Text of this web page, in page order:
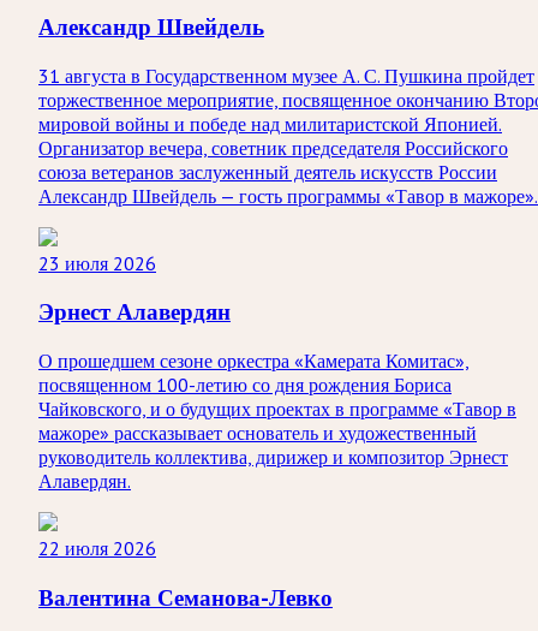
Александр Швейдель
31 августа в Государственном музее А. С. Пушкина пройдет
торжественное мероприятие, посвященное окончанию
мировой войны и победе над милитаристской Японией.
Организатор вечера, советник председателя Российского
союза ветеранов заслуженный деятель искусств России
Александр Швейдель — гость программы «Тавор в мажоре».
23 июля 2026
Эрнест Алавердян
О прошедшем сезоне оркестра «Камерата Комитас»,
посвященном 100-летию со дня рождения Бориса
Чайковского, и о будущих проектах в программе «Тавор в
мажоре» рассказывает основатель и художественный
руководитель коллектива, дирижер и композитор Эрнест
Алавердян.
22 июля 2026
Валентина Семанова-Левко